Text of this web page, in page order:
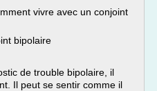
vivre avec un conjoint
bipolaire
de trouble bipolaire, il
Il peut se sentir comme il